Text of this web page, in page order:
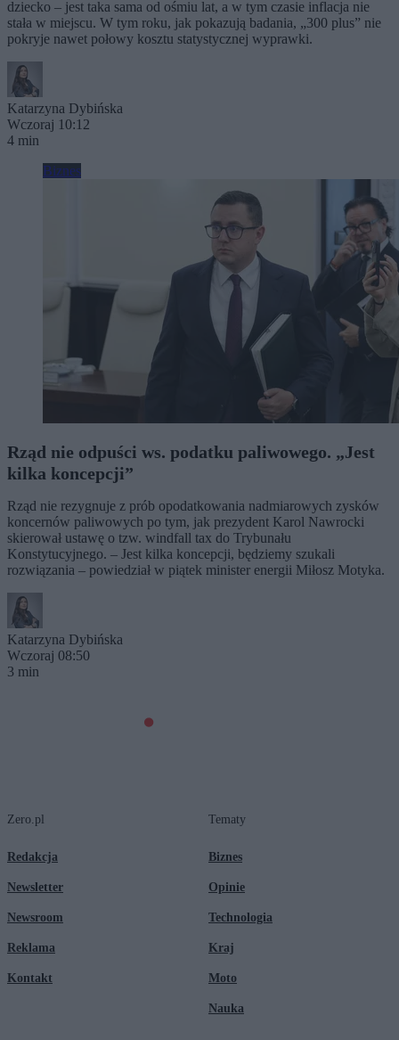
dziecko – jest taka sama od ośmiu lat, a w tym czasie inflacja nie
stała w miejscu. W tym roku, jak pokazują badania, „300 plus” nie
pokryje nawet połowy kosztu statystycznej wyprawki.
Katarzyna Dybińska
Wczoraj 10:12
4 min
Biznes
Rząd nie odpuści ws. podatku paliwowego. „Jest
kilka koncepcji”
Rząd nie rezygnuje z prób opodatkowania nadmiarowych zysków
koncernów paliwowych po tym, jak prezydent Karol Nawrocki
skierował ustawę o tzw. windfall tax do Trybunału
Konstytucyjnego. – Jest kilka koncepcji, będziemy szukali
rozwiązania – powiedział w piątek minister energii Miłosz Motyka.
Katarzyna Dybińska
Wczoraj 08:50
3 min
Zero.pl
Redakcja
Newsletter
Newsroom
Reklama
Kontakt
Tematy
Biznes
Opinie
Technologia
Kraj
Moto
Nauka